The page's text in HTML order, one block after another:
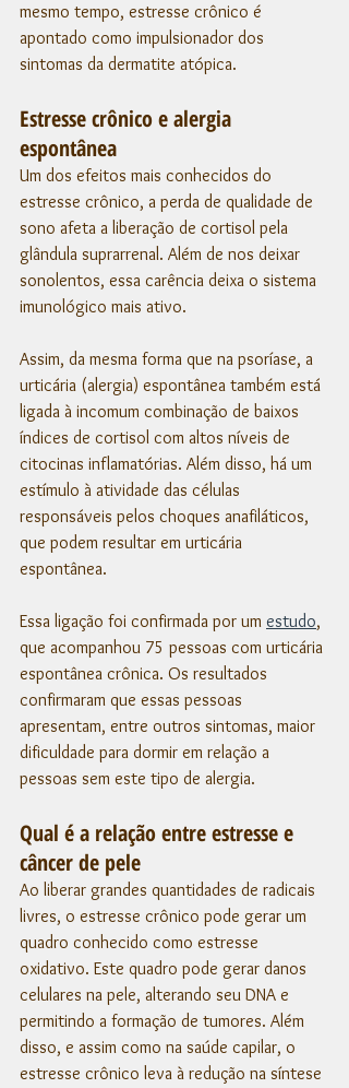
mesmo tempo, estresse crônico é
apontado como impulsionador dos
sintomas da dermatite atópica.
Estresse crônico e alergia
espontânea
Um dos efeitos mais conhecidos do
estresse crônico, a perda de qualidade de
sono afeta a liberação de cortisol pela
glândula suprarrenal. Além de nos deixar
sonolentos, essa carência deixa o sistema
imunológico mais ativo.
Assim, da mesma forma que na psoríase, a
urticária (alergia) espontânea também está
ligada à incomum combinação de baixos
índices de cortisol com altos níveis de
citocinas inflamatórias. Além disso, há um
estímulo à atividade das células
responsáveis pelos choques anafiláticos,
que podem resultar em urticária
espontânea.
Essa ligação foi confirmada por um estudo,
que acompanhou 75 pessoas com urticária
espontânea crônica. Os resultados
confirmaram que essas pessoas
apresentam, entre outros sintomas, maior
dificuldade para dormir em relação a
pessoas sem este tipo de alergia.
Qual é a relação entre estresse e
câncer de pele
Ao liberar grandes quantidades de radicais
livres, o estresse crônico pode gerar um
quadro conhecido como estresse
oxidativo. Este quadro pode gerar danos
celulares na pele, alterando seu DNA e
permitindo a formação de tumores. Além
disso, e assim como na saúde capilar, o
estresse crônico leva à redução na síntese